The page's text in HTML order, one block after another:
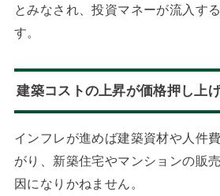
とみなされ、投資マネーが流入す
す。
建築コストの上昇が価格押し上
インフレが進めば建築資材や人件
がり、新築住宅やマンションの販
因になりかねません。